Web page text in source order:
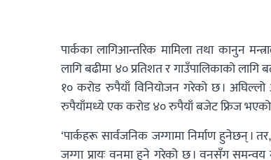
पार्कका लागिआन्तरिक मामिला तथा कानुन
लागि बढीमा ४० प्रतिशत र गाउँपालिकाको
१० करोड रुपैयाँ विनियोजन गरेको छ । अघिल्लो
रुपैयाँमध्ये एक करोड ४० रुपैयाँ बजेट फ्रिज भएको
‘पार्कहरू सार्वजनिक जग्गामा निर्माण हुनेछन् ।
जग्गा प्रायः वनमा हुने गरेको छ । वनसँग समन्वय